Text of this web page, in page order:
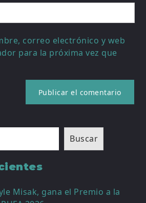
correo electrónico y web
para la próxima vez que
Buscar
Misak, gana el Premio a la